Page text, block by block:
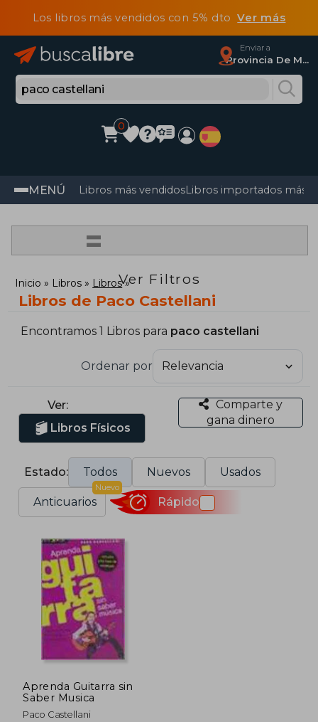
Los libros más vendidos con 5% dtoVer más
Enviar a
Provincia De Madrid
0
MENÚ Libros más vendidosLibros importados más
=
Ver Filtros
Inicio Libros Libros
Libros de Paco Castellani
Encontramos 1 Libros para paco castellani
Ordenar por
Ver:
Libros Físicos
Comparte y
gana dinero
Estado: Todos Nuevos Usados
Anticuarios
Nuevo
Rápido
Aprenda Guitarra sin
Saber Musica
Paco Castellani